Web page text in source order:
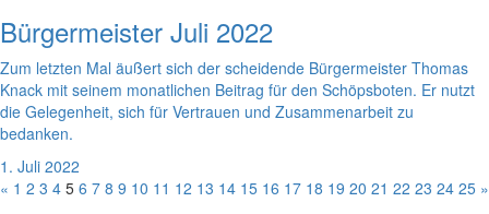
Bürgermeister Juli 2022
Zum letzten Mal äußert sich der scheidende Bürgermeister Thomas
Knack mit seinem monatlichen Beitrag für den Schöpsboten. Er nutzt
die Gelegenheit, sich für Vertrauen und Zusammenarbeit zu
bedanken.
1. Juli 2022
« 1 2 3 4 5 6 7 8 9 10 11 12 13 14 15 16 17 18 19 20 21 22 23 24 25 »